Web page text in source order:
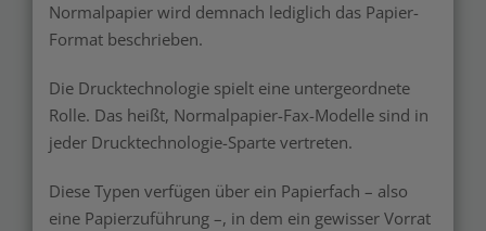
Normalpapier wird demnach lediglich das Papier-
Format beschrieben.
Die Drucktechnologie spielt eine untergeordnete
Rolle. Das heißt, Normalpapier-Fax-Modelle sind in
jeder Drucktechnologie-Sparte vertreten.
Diese Typen verfügen über ein Papierfach – also
eine Papierzuführung –, in dem ein gewisser Vorrat